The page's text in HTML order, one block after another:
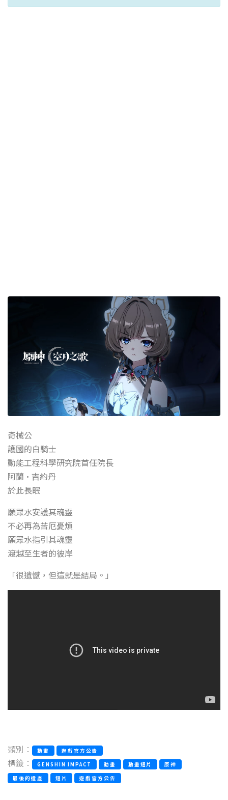
奇械公
護國的白騎士
動能工程科學研究院首任院長
阿蘭·吉約丹
於此長眠
願眾水安護其魂靈
不必再為苦厄憂煩
願眾水指引其魂靈
渡越至生者的彼岸
「很遺憾，但這就是結局。」
類別： 動畫 遊戲官方公告
標籤： GENSHIN IMPACT 動畫 動畫短片
原神
最後的遺產
短片 遊戲官方公告